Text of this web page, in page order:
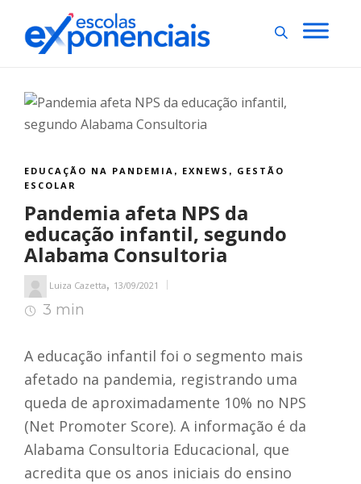
EDUCAÇÃO NA PANDEMIA , EXNEWS , GESTÃO
ESCOLAR
Pandemia afeta NPS da
educação infantil, segundo
Alabama Consultoria
Luiza Cazetta, 13/09/2021
3 min
A educação infantil foi o segmento mais
afetado na pandemia, registrando uma
queda de aproximadamente 10% no NPS
(Net Promoter Score). A informação é da
Alabama Consultoria Educacional, que
acredita que os anos iniciais do ensino